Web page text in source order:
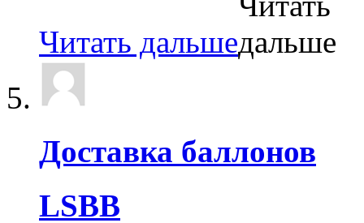
Читать дальше
Доставка баллонов
LSBB